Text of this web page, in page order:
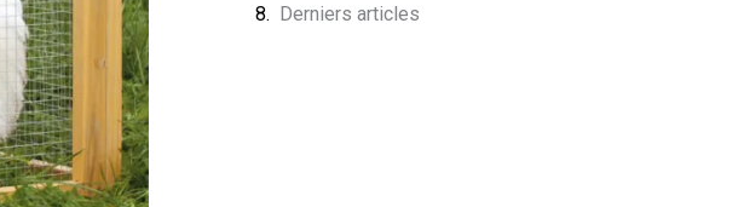
Derniers articles